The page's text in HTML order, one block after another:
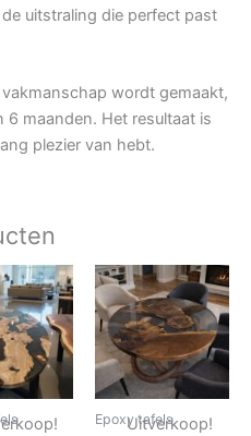
uitstraling die perfect past
wordt gemaakt,
6 maanden. Het resultaat is
plezier van hebt.
Oorspronkelijke
prijs
was:
€5,295.00.
Huidige
prijs
is:
€3,995.00.
Uitverkoop!
Epoxy tafels
prijs
was:
€4,295.00.
Huidige
prijs
is:
€2,895.00.